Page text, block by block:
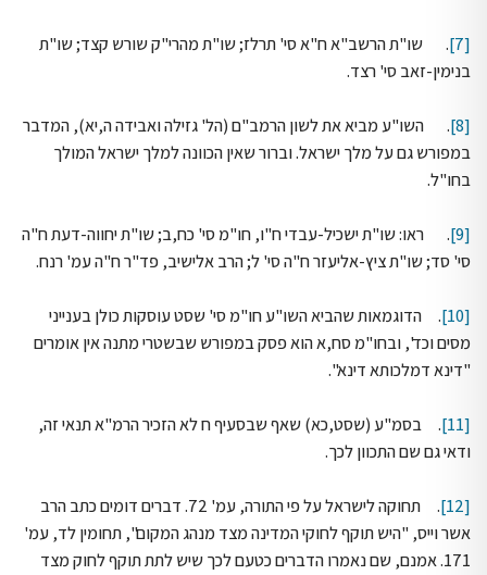
[7]
. שו"ת הרשב"א ח"א סי' תרלז; שו"ת מהרי"ק שורש קצד; שו"ת
בנימין-זאב סי' רצד.
[8]
. השו"ע מביא את לשון הרמב"ם (הל' גזילה ואבידה ה,יא), המדבר
במפורש גם על מלך ישראל. וברור שאין הכוונה למלך ישראל המולך
בחו"ל.
[9]
. ראו: שו"ת ישכיל-עבדי ח"ו, חו"מ סי' כח,ב; שו"ת יחווה-דעת ח"ה
סי' סד; שו"ת ציץ-אליעזר ח"ה סי' ל; הרב אלישיב, פד"ר ח"ה עמ' רנח.
[10]
. הדוגמאות שהביא השו"ע חו"מ סי' שסט עוסקות כולן בענייני
מסים וכד', ובחו"מ סח,א הוא פסק במפורש שבשטרי מתנה אין אומרים
"דינא דמלכותא דינא".
[11]
. בסמ"ע (שסט,כא) שאף שבסעיף ח לא הזכיר הרמ"א תנאי זה,
ודאי גם שם התכוון לכך.
[12]
. תחוקה לישראל על פי התורה, עמ' 72. דברים דומים כתב הרב
אשר וייס, "היש תוקף לחוקי המדינה מצד מנהג המקום", תחומין לד, עמ'
171. אמנם, שם נאמרו הדברים כטעם לכך שיש לתת תוקף לחוק מצד